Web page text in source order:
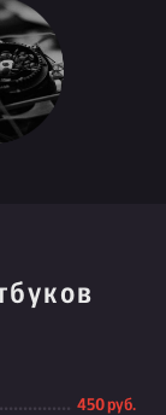
450 руб.